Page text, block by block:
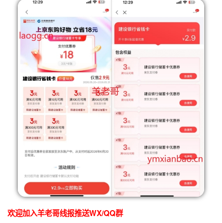
欢迎加入羊老哥线报推送WX/QQ群